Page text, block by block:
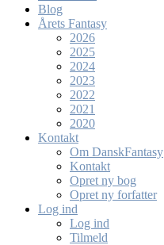
Blog
Årets Fantasy
2026
2025
2024
2023
2022
2021
2020
Kontakt
Om DanskFantasy
Kontakt
Opret ny bog
Opret ny forfatter
Log ind
Log ind
Tilmeld